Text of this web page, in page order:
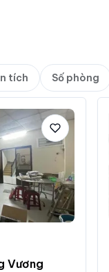
tích Số phòng
Vương